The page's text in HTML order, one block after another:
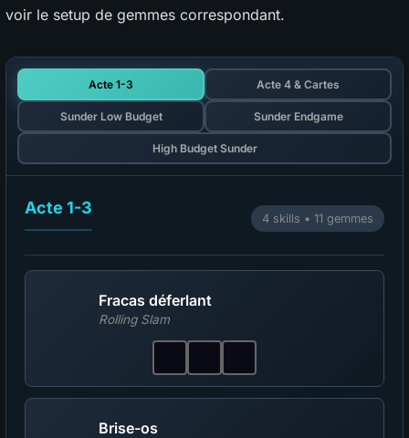
voir le setup de gemmes correspondant.
Acte 1-3 Acte 4 & Cartes
Sunder Low Budget Sunder Endgame
High Budget Sunder
Acte 1-3
4 skills • 11 gemmes
Fracas déferlant
Rolling Slam
Brise-os